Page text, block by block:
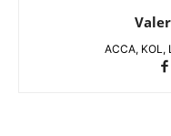
ACCA, KOL,